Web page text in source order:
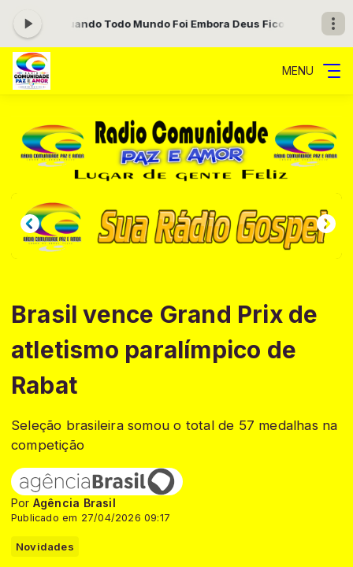
Todo Mundo Foi Embora Deus FicouNoite de Adoração com
MENU
Brasil vence Grand Prix de
atletismo paralímpico de
Rabat
Seleção brasileira somou o total de 57 medalhas na
competição
Por Agência Brasil
Publicado em 27/04/2026 09:17
Novidades